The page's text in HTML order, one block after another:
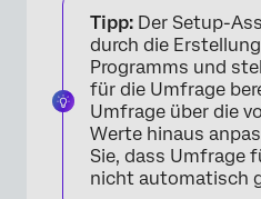
Tipp: Der Setup-
durch die Erstellung
Programms und
für die Umfrage
Umfrage über die
Werte hinaus
Sie, dass Umfrage
nicht automatisch